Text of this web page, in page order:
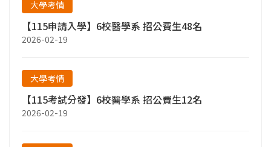
大學考情
【115申請入學】6校醫學系 招公費生48名
2026-02-19
大學考情
【115考試分發】6校醫學系 招公費生12名
2026-02-19